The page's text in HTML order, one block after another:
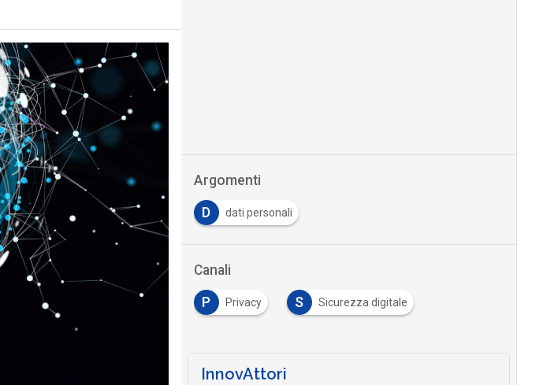
Argomenti
D dati personali
Canali
P Privacy S Sicurezza digitale
InnovAttori